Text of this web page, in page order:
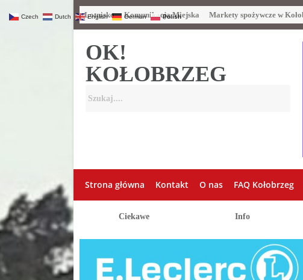
Lotnisko Komunikacja Miejska Markety spożywcze w
OK!
KOŁOBRZEG
Strona główna Kontakt O nas FAQ Kołobrzeg
Ciekawe Info
Czech Dutch English German Polish